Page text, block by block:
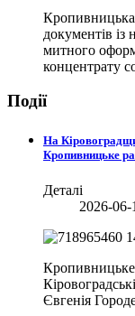
документів
митного
концентрату
Події
На
Кропивницьке
Деталі
2026-06-
Євгенія